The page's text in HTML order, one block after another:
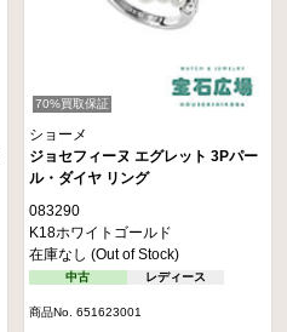
70%買取保証
ショーメ
ジョセフィーヌ エグレット 3Pパー
ル・ダイヤ リング
083290
K18ホワイトゴールド
在庫なし (Out of Stock)
中古 レディース
商品No. 651623001